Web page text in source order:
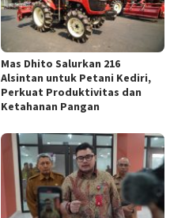
Mas Dhito Salurkan 216
Alsintan untuk Petani Kediri,
Perkuat Produktivitas dan
Ketahanan Pangan